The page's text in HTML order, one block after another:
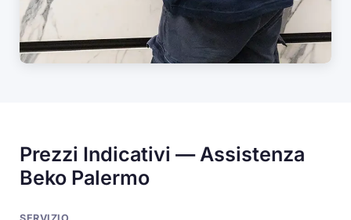
Prezzi Indicativi — Assistenza
Beko Palermo